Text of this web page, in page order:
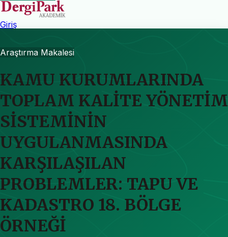
Giriş
Araştırma Makalesi
KAMU KURUMLARINDA
TOPLAM KALİTE YÖNETİM
SİSTEMİNİN
UYGULANMASINDA
KARŞILAŞILAN
PROBLEMLER: TAPU VE
KADASTRO 18. BÖLGE
ÖRNEĞİ